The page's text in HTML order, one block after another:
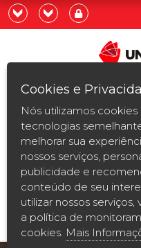
Pós-
2ª
Já
Quero
BOLSAS
ENTRE
Cookies e
Nós utilizamos cookies
tecnologias
melhorar sua
nossos serviços,
publicidade e
conteúdo de seu
utilizar nossos
a política de
cookies. Mais